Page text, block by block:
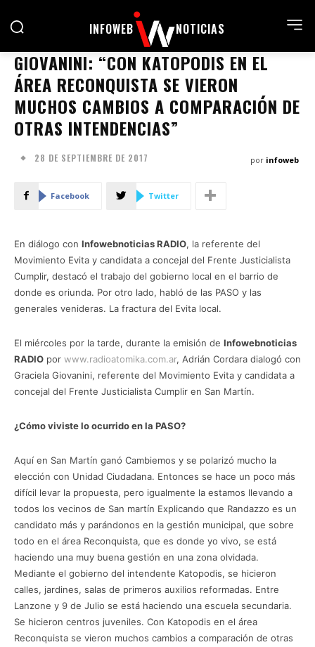
INFOWEB NOTICIAS
GIOVANINI: “CON KATOPODIS EN EL
ÁREA RECONQUISTA SE VIERON
MUCHOS CAMBIOS A COMPARACIÓN DE
OTRAS INTENDENCIAS”
28 DE SEPTIEMBRE DE 2017 por infoweb
Facebook Twitter
En diálogo con Infowebnoticias RADIO, la referente del
Movimiento Evita y candidata a concejal del Frente Justicialista
Cumplir, destacó el trabajo del gobierno local en el barrio de
donde es oriunda. Por otro lado, habló de las PASO y las
generales venideras. La fractura del Evita local.
El miércoles por la tarde, durante la emisión de Infowebnoticias
RADIO por www.radioatomika.com.ar, Adrián Cordara dialogó con
Graciela Giovanini, referente del Movimiento Evita y candidata a
concejal del Frente Justicialista Cumplir en San Martín.
¿Cómo viviste lo ocurrido en la PASO?
Aquí en San Martín ganó Cambiemos y se polarizó mucho la
elección con Unidad Ciudadana. Entonces se hace un poco más
difícil levar la propuesta, pero igualmente la estamos llevando a
todos los vecinos de San martín Explicando que Randazzo es un
candidato más y parándonos en la gestión municipal, que sobre
todo en el área Reconquista, que es donde yo vivo, se está
haciendo una muy buena gestión en una zona olvidada.
Mediante el gobierno del intendente Katopodis, se hicieron
calles, jardines, salas de primeros auxilios reformadas. Entre
Lanzone y 9 de Julio se está haciendo una escuela secundaria.
Se hicieron centros juveniles. Con Katopodis en el área
Reconquista se vieron muchos cambios a comparación de otras